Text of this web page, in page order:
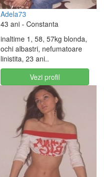
Adela73
43 ani - Constanta
inaltime 1, 58, 57kg blonda,
ochi albastri, nefumatoare
linistita, 23 ani..
Vezi profil